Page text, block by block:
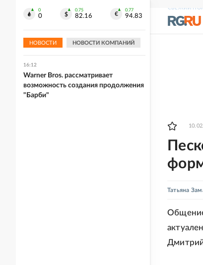
СВЕЖИЙ
Татьяна
0
0
0.75
82.16
0.77
94.83
НОВОСТИ НОВОСТИ КОМПАНИЙ
застряли тысячи грузовиков
16:12
Warner Bros. рассматривает
возможность создания продолжения
"Барби"